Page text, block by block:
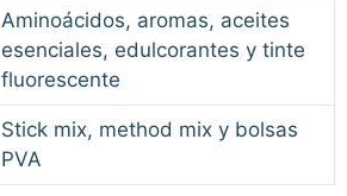
Aminoácidos, aromas, aceites
esenciales, edulcorantes y tinte
fluorescente
Stick mix, method mix y bolsas
PVA